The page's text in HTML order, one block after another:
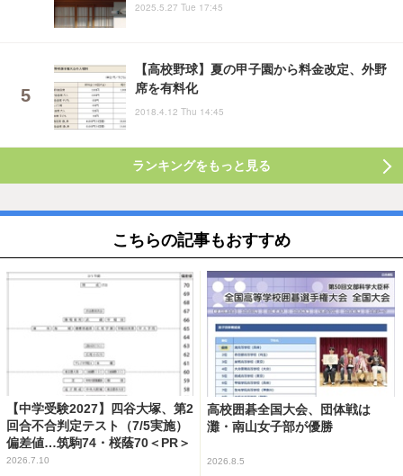
2025.5.27 Tue 17:45
【高校野球】夏の甲子園から料金改定、外野
席を有料化
2018.4.12 Thu 14:45
ランキングをもっと見る
こちらの記事もおすすめ
【中学受験2027】四谷大塚、第2
回合不合判定テスト（7/5実施）
偏差値…筑駒74・桜蔭70＜PR＞
2026.7.10
高校囲碁全国大会、団体戦は
灘・南山女子部が優勝
2026.8.5